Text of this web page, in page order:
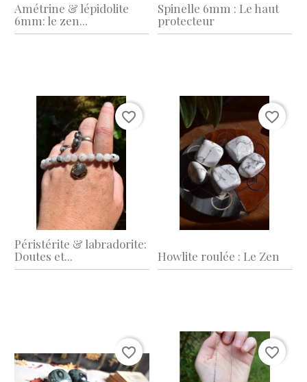
Amétrine & lépidolite
6mm: le zen...
Spinelle 6mm : Le haut
protecteur
Péristérite & labradorite:
Doutes et...
favorite_border
Howlite roulée : Le Zen
favorite_border
favorite_border favorite_border